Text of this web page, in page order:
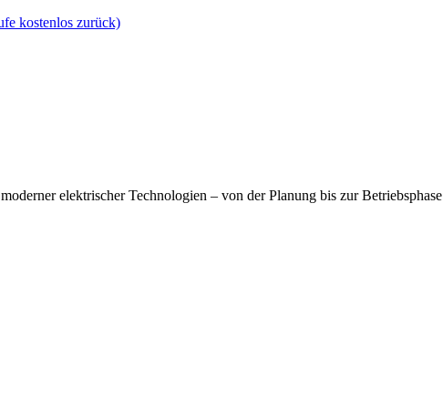
kostenlos zurück)
elektrischer Technologien – von der Planung bis zur Betriebsphase